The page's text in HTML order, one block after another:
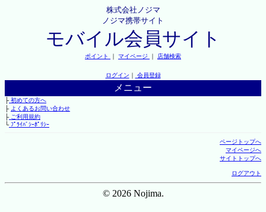
株式会社ノジマ
ノジマ携帯サイト
モバイル会員サイト
ポイント ｜ マイページ ｜ 店舗検索
ログイン ｜ 会員登録
メニュー
├初めての方へ
├ よくあるお問い合わせ
├ご利用規約
└ﾌﾟﾗｲﾊﾞｼｰﾎﾟﾘｼｰ
ページトップへ
マイページへ
サイトトップへ
ログアウト
© 2026 Nojima.